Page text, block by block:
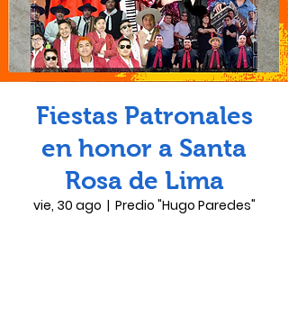
Fiestas Patronales
en honor a Santa
Rosa de Lima
vie, 30 ago
  |
Predio "Hugo Paredes"